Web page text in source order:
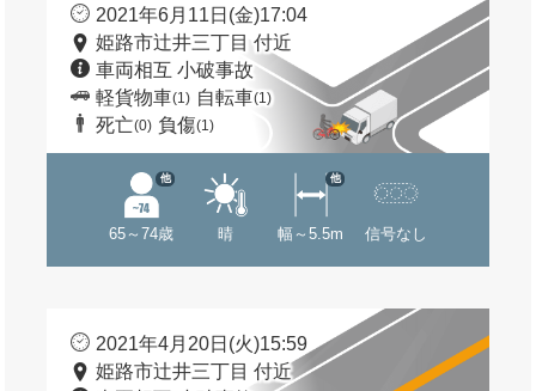
2021年6月11日(金)17:04
姫路市辻井三丁目 付近
車両相互 小破事故
軽貨物車(1) 自転車(1)
死亡(0) 負傷(1)
65～74歳
他
晴 幅～5.5m
他
信号なし
2021年4月20日(火)15:59
姫路市辻井三丁目 付近